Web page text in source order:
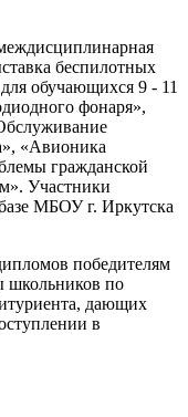
беспилотных
обучающихся 9 - 11
фонаря»,
«Авионика
гражданской
Участники
МБОУ г. Иркутска
победителям
школьников по
дающих
в